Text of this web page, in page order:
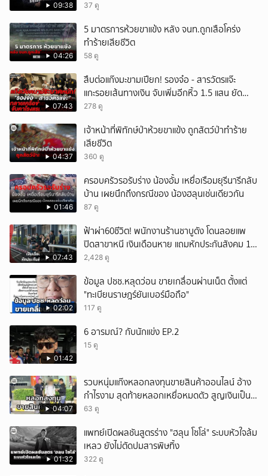
09:38 37 ดู
04:26
5 มาตรการห้วยขาแข้ง หลัง จนท.ถูกเสือโคร่ง
ทำร้ายเสียชีวิต
58 ดู
07:43
สืบต่อแก๊งมะขามเปียก! รองจ๋อ - สารวัตรแจ๊ะ
แกะรอยเส้นทางเงิน จับเพิ่มอีกหิ้ว 1.5 แสน ยัด
สินบน
278 ดู
04:37
เจ้าหน้าที่พิทักษ์ป่าห้วยขาแข้ง ถูกสัตว์ป่าทำร้าย
เสียชีวิต
360 ดู
01:46
ครอบครัวรอรับร่าง น้องอั้ม เหยื่อเรือมยุรีนารีกลับ
บ้าน เผยนึกถึงกรณีของ น้องฮลุนเช่นเดียวกัน
87 ดู
07:43
ฟ้าผ่า60ชีวิต! พนักงานร้านชาบูดัง โดนลอยแพ
ปิดสาขาหนี เงินเดือนหาย แถมหักประกันสังคม 11
เดือนแต่ไม่ส่ง?
2,428 ดู
02:02
ข้อมูล ปชช.หลุดว่อน ขายเกลื่อนผ่านเน็ต ตั้งแต่
"ทะเบียนราษฎร์ยันเบอร์มือถือ"
117 ดู
01:42
6 อารมณ์? กับนักแข่ง EP.2
15 ดู
04:07
รวบหนุ่มแก๊งหลอกลงทุนขายสินค้าออนไลน์ อ้าง
กำไรงาม สุดท้ายหลอกเหยื่อหมดตัว สูญเงินเป็น
แสนบาท ยังให้การปฏิเสธ
63 ดู
01:32
แพทย์เปิดผลชันสูตรร่าง "ฮลุน โซโล่" ระบบหัวใจล้ม
เหลว ยังไม่ตัดปมสารพิษทิ้ง
322 ดู